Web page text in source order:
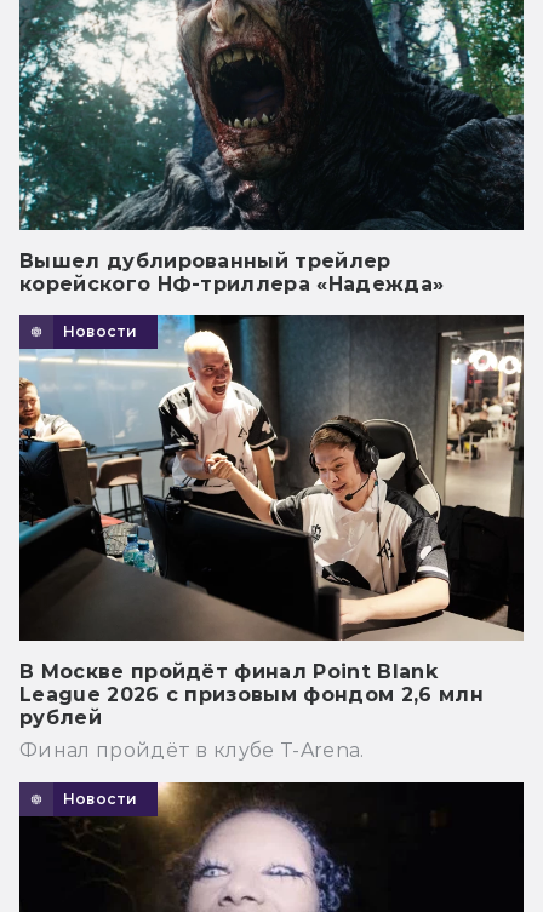
Вышел дублированный трейлер
корейского НФ-триллера «Надежда»
Новости
В Москве пройдёт финал Point Blank
League 2026 с призовым фондом 2,6 млн
рублей
Финал пройдёт в клубе T-Arena.
Новости